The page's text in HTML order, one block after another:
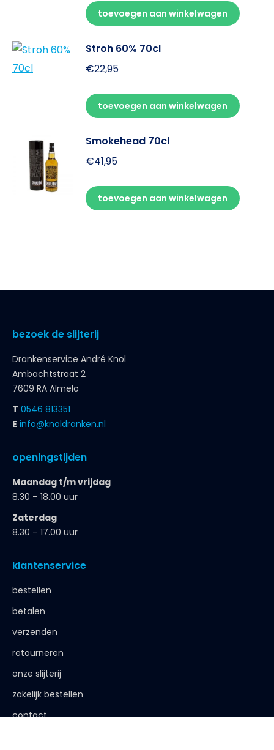
toevoegen aan winkelwagen
Stroh 60% 70cl
€22,95
toevoegen aan winkelwagen
Smokehead 70cl
€41,95
toevoegen aan winkelwagen
bezoek de slijterij
Drankenservice André Knol
Ambachtstraat 2
7609 RA Almelo
T 0546 813351
E info@knoldranken.nl
openingstijden
Maandag t/m vrijdag
8.30 – 18.00 uur
Zaterdag
8.30 – 17.00 uur
klantenservice
bestellen
betalen
verzenden
retourneren
onze slijterij
zakelijk bestellen
contact